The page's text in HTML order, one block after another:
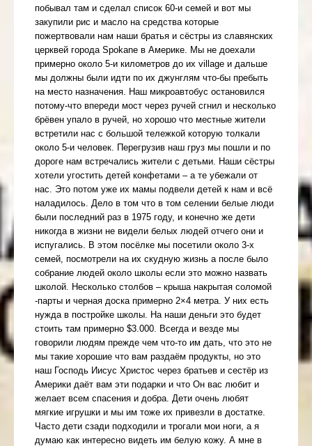
побывал там и сделал список 60-и семей и вот мы
закупили рис и масло на средства которые
пожертвовали нам наши братья и сёстры из славянских
церквей города Spokane в Америке. Мы не доехали
примерно около 5-и километров до их village и дальше
мы должны были идти по их джунглям что-бы пребыть
на место назначения. Наш микроавтобус остановился
потому-что впереди мост через ручей сгнил и несколько
брёвен упало в ручей, но хорошо что местные жители
встретили нас с большой тележкой которую толкали
около 5-и человек. Перегрузив наш груз мы пошли и по
дороге нам встречались жители с детьми. Наши сёстры
хотели угостить детей конфетами – а те убежали от
нас. Это потом уже их мамы подвели детей к нам и всё
наладилось. Дело в том что в том селении белые люди
были последний раз в 1975 году, и конечно же дети
никогда в жизни не видели белых людей отчего они и
испугались. В этом посёлке мы посетили около 3-х
семей, посмотрели на их скудную жизнь а после было
собрание людей около школы если это можно назвать
школой. Несколько столбов – крыша накрытая соломой
-парты и черная доска примерно 2×4 метра. У них есть
нужда в постройке школы. На наши деньги это будет
стоить там примерно $3.000. Всегда и везде мы
говорили людям прежде чем что-то им дать, что это не
мы такие хорошие что вам раздаём продукты, но это
наш Господь Иисус Христос через братьев и сестёр из
Америки даёт вам эти подарки и что Он вас любит и
желает всем спасения и добра. Дети очень любят
мягкие игрушки и мы им тоже их привезли в достатке.
Часто дети сзади подходили и трогали мои ноги, а я
думаю как интересно видеть им белую кожу. А мне в